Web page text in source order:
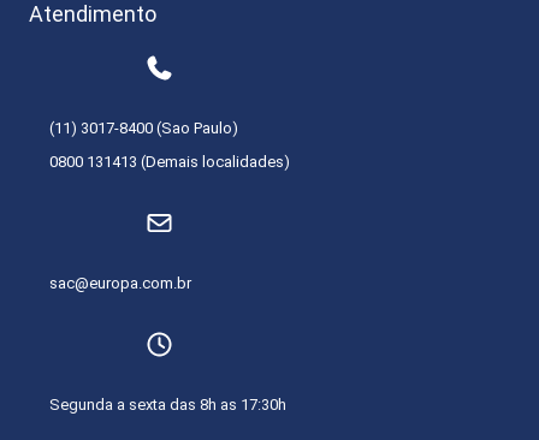
Atendimento
(11) 3017-8400 (Sao Paulo)
0800 131413 (Demais localidades)
sac@europa.com.br
Segunda a sexta das 8h as 17:30h